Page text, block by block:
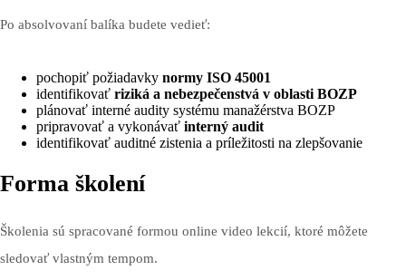
Po absolvovaní balíka budete vedieť:
pochopiť požiadavky normy ISO 45001
identifikovať riziká a nebezpečenstvá v oblasti BOZP
plánovať interné audity systému manažérstva BOZP
pripravovať a vykonávať interný audit
identifikovať auditné zistenia a príležitosti na zlepšovanie
Forma školení
Školenia sú spracované formou online video lekcií, ktoré môžete
sledovať vlastným tempom.